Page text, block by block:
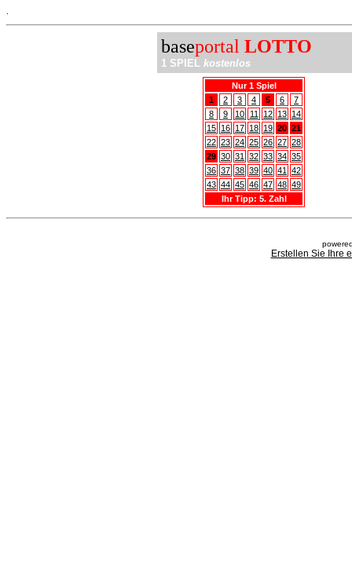
baseportal LOTTO
1 SPIEL kostenlos
Nur 1 Spiel
1
2 3 4 5 6
7
8
9 10 11 12 13 14
15 16 17 18 19 20 21
22 23 24 25 26 27 28
29 30 31 32 33 34 35
36 37 38 39 40 41
42
43 44 45 46 47 48 49
Ihr Tipp: 5. Zahl
Erstellen Sie Ihre